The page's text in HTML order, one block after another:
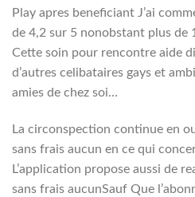
Play apres beneficiant J’ai
de 4,2 sur 5 nonobstant plus de
Cette soin pour rencontre aide
d’autres celibataires gays et
amies de chez soi…
La circonspection continue en
sans frais aucun en ce qui
L’application propose aussi de
sans frais aucunSauf Que